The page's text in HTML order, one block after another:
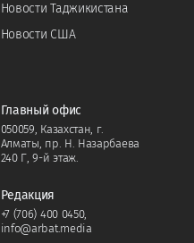
Новости Таджикистана
Новости США
Главный офис
050059, Казахстан, г.
Алматы, пр. Н. Назарбаева
240 Г, 9-й этаж.
Редакция
+7 (706) 400 0450,
info@arbat.media